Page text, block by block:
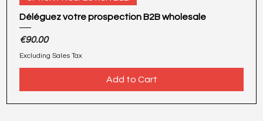
Déléguez votre prospection B2B wholesale
Price
€90.00
Excluding Sales Tax
Add to Cart